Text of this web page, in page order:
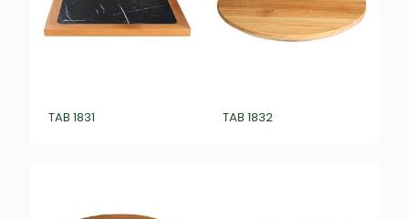
TAB 1831 TAB 1832